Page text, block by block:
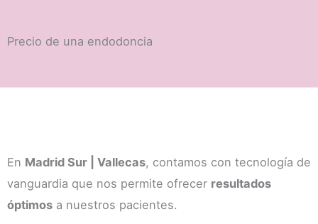
Precio de una endodoncia
En Madrid Sur | Vallecas, contamos con tecnología de
vanguardia que nos permite ofrecer resultados
óptimos a nuestros pacientes.